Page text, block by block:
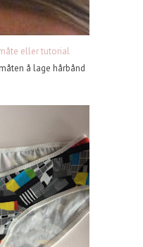
eller tutorial
å lage hårbånd